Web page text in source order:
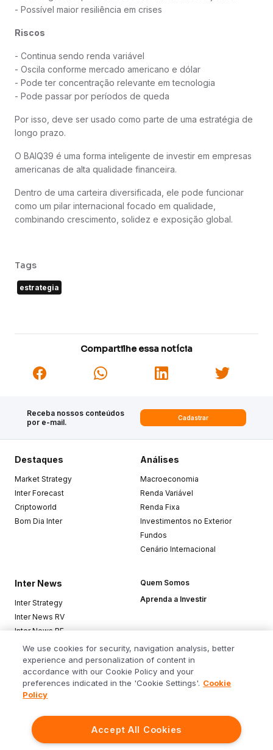
- Possível maior resiliência em crises
Riscos
- Continua sendo renda variável
- Oscila conforme mercado americano e dólar
- Pode ter concentração relevante em tecnologia
- Pode passar por períodos de queda
Por isso, deve ser usado como parte de uma estratégia de
longo prazo.
O BAIQ39 é uma forma inteligente de investir em empresas
americanas de alta qualidade financeira.
Dentro de uma carteira diversificada, ele pode funcionar
como um pilar internacional focado em qualidade,
combinando crescimento, solidez e exposição global.
Tags
estrategia
Compartilhe essa notícia
Receba nossos conteúdos
por e-mail.
Cadastrar
Destaques
Market Strategy
Inter Forecast
Criptoworld
Bom Dia Inter
Análises
Macroeconomia
Renda Variável
Renda Fixa
Investimentos no Exterior
Fundos
Cenário Internacional
Inter News
Inter Strategy
Inter News RV
Inter News RF
Top Funds
Quem Somos
Aprenda a Investir
Baixe o app
We use cookies for security, navigation analysis, better
experience and personalization of content in
accordance with our Cookie Policy and your
preferences indicated in the 'Cookie Settings'. Cookie
Policy
Accept All Cookies